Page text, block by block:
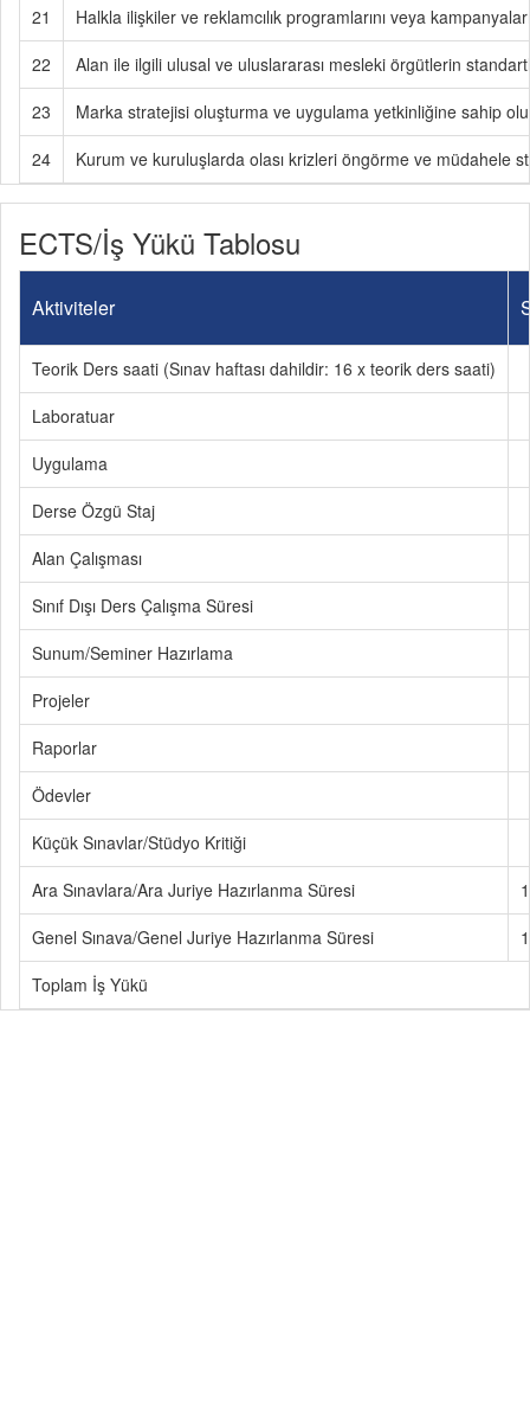
21
Halkla ilişkiler ve reklamcılık programlarını veya
22
Alan ile ilgili ulusal ve uluslararası mesleki örgütlerin
23
Marka stratejisi oluşturma ve uygulama yetkinliğine sahip
24
Kurum ve kuruluşlarda olası krizleri öngörme ve müdahele
ECTS/İş Yükü Tablosu
Aktiviteler
Teorik Ders saati (Sınav haftası dahildir: 16 x teorik ders saati)
Laboratuar
Uygulama
Derse Özgü Staj
Alan Çalışması
Sınıf Dışı Ders Çalışma Süresi
Sunum/Seminer Hazırlama
Projeler
Raporlar
Ödevler
Küçük Sınavlar/Stüdyo Kritiği
Ara Sınavlara/Ara Juriye Hazırlanma Süresi
1
Genel Sınava/Genel Juriye Hazırlanma Süresi
1
Toplam İş Yükü